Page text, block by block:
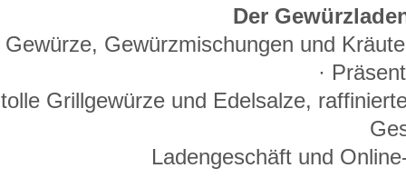
Der
Gewürze, Gewürzmischungen und
·
tolle Grillgewürze und Edelsalze,
Ladengeschäft und